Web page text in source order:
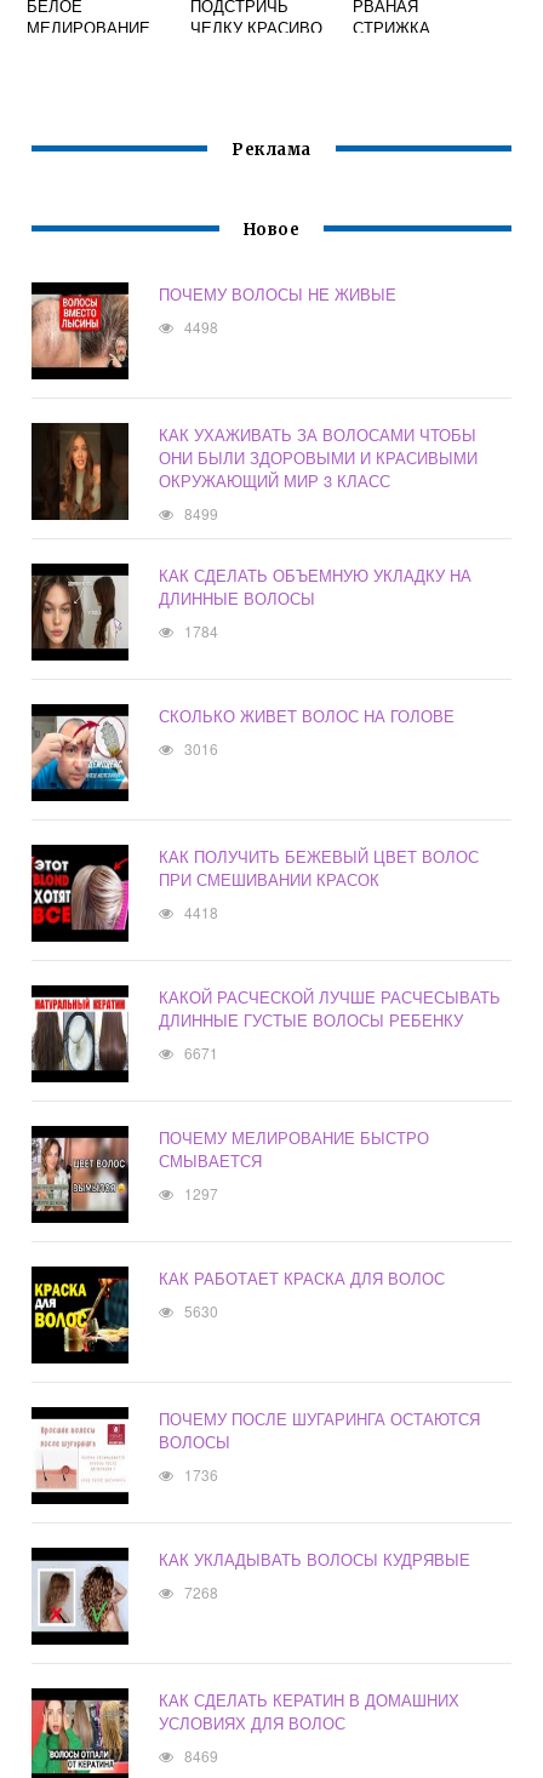
БЕЛОЕ
МЕЛИРОВАНИЕ
ПОДСТРИЧЬ
ЧЕЛКУ КРАСИВО
РВАНАЯ
СТРИЖКА
Реклама
Новое
ПОЧЕМУ ВОЛОСЫ НЕ ЖИВЫЕ
4498
КАК УХАЖИВАТЬ ЗА ВОЛОСАМИ ЧТОБЫ
ОНИ БЫЛИ ЗДОРОВЫМИ И КРАСИВЫМИ
ОКРУЖАЮЩИЙ МИР 3 КЛАСС
8499
КАК СДЕЛАТЬ ОБЪЕМНУЮ УКЛАДКУ НА
ДЛИННЫЕ ВОЛОСЫ
1784
СКОЛЬКО ЖИВЕТ ВОЛОС НА ГОЛОВЕ
3016
КАК ПОЛУЧИТЬ БЕЖЕВЫЙ ЦВЕТ ВОЛОС
ПРИ СМЕШИВАНИИ КРАСОК
4418
КАКОЙ РАСЧЕСКОЙ ЛУЧШЕ РАСЧЕСЫВАТЬ
ДЛИННЫЕ ГУСТЫЕ ВОЛОСЫ РЕБЕНКУ
6671
ПОЧЕМУ МЕЛИРОВАНИЕ БЫСТРО
СМЫВАЕТСЯ
1297
КАК РАБОТАЕТ КРАСКА ДЛЯ ВОЛОС
5630
ПОЧЕМУ ПОСЛЕ ШУГАРИНГА ОСТАЮТСЯ
ВОЛОСЫ
1736
КАК УКЛАДЫВАТЬ ВОЛОСЫ КУДРЯВЫЕ
7268
КАК СДЕЛАТЬ КЕРАТИН В ДОМАШНИХ
УСЛОВИЯХ ДЛЯ ВОЛОС
8469